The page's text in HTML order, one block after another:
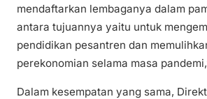
mendaftarkan lembaganya dalam
antara tujuannya yaitu untuk
pendidikan pesantren dan
perekonomian selama masa
Dalam kesempatan yang sama,